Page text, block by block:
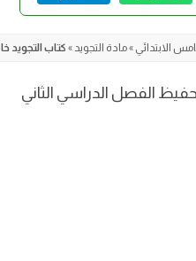
الابتدائي »مادة التجويد » كتاب التجويد
الفصل الدراسي الثاني